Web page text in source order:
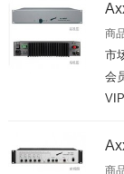
商
市
会
商